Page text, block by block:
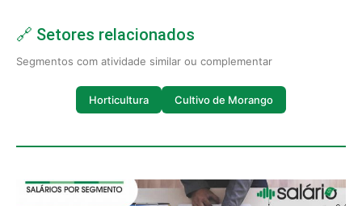
🔗 Setores relacionados
Segmentos com atividade similar ou complementar
Horticultura Cultivo de Morango